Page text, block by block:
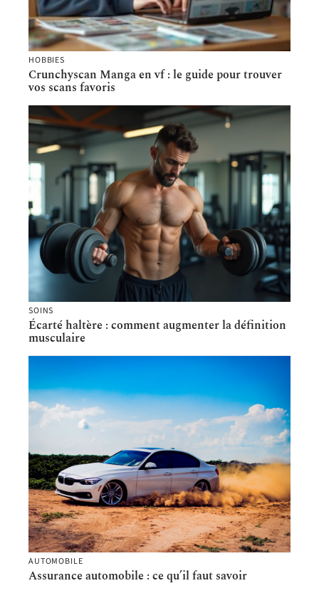
HOBBIES
Crunchyscan Manga en vf : le guide pour trouver
vos scans favoris
SOINS
Écarté haltère : comment augmenter la définition
musculaire
AUTOMOBILE
Assurance automobile : ce qu’il faut savoir